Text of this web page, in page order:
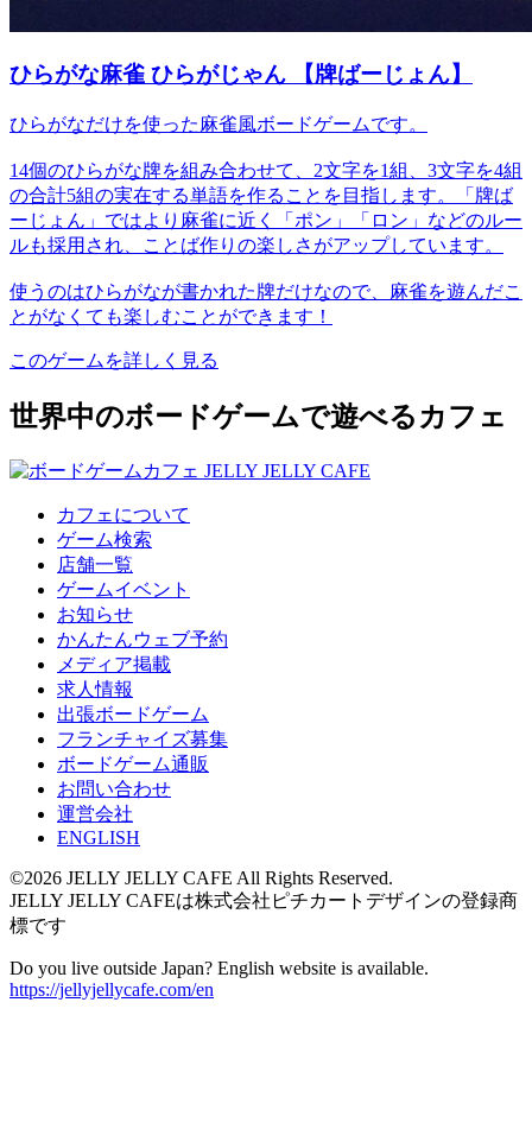
ひらがな麻雀 ひらがじゃん 【牌ばーじょん】
ひらがなだけを使った麻雀風ボードゲームです。
14個のひらがな牌を組み合わせて、2文字を1組、3文字を4組
の合計5組の実在する単語を作ることを目指します。「牌ば
ーじょん」ではより麻雀に近く「ポン」「ロン」などのルー
ルも採用され、ことば作りの楽しさがアップしています。
使うのはひらがなが書かれた牌だけなので、麻雀を遊んだこ
とがなくても楽しむことができます！
このゲームを詳しく見る
世界中のボードゲームで遊べるカフェ
カフェについて
ゲーム検索
店舗一覧
ゲームイベント
お知らせ
かんたんウェブ予約
メディア掲載
求人情報
出張ボードゲーム
フランチャイズ募集
ボードゲーム通販
お問い合わせ
運営会社
ENGLISH
©2026 JELLY JELLY CAFE All Rights Reserved.
JELLY JELLY CAFEは株式会社ピチカートデザインの登録商
標です
Do you live outside Japan? English website is available.
https://jellyjellycafe.com/en